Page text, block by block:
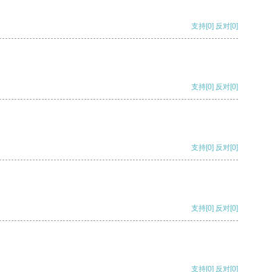
支持[0] 反对[0]
支持[0] 反对[0]
支持[0] 反对[0]
支持[0] 反对[0]
支持[0] 反对[0]